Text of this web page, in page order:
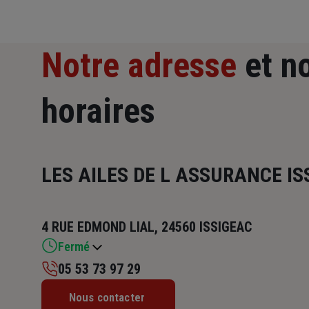
Notre adresse et
horaires
LES AILES DE L ASSURANCE
4 RUE EDMOND LIAL, 24560 ISSIGEAC
Fermé
Mardi : Fermé
05 53 73 97 29
Nous contacter